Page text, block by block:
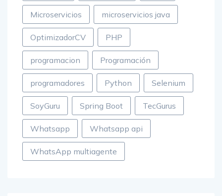
Microservicios microservicios java
OptimizadorCV PHP
programacion Programación
programadores Python Selenium
SoyGuru Spring Boot TecGurus
Whatsapp Whatsapp api
WhatsApp multiagente